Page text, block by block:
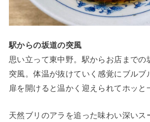
駅からの坂道の突風
思い立って東中野。駅からお店までの
突風。体温が抜けていく感覚にブルブ
扉を開けると温かく迎えられてホッと
天然ブリのアラを追った味わい深いス